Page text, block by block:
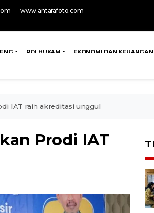
www.antarafoto.com
POLHUKAM EKONOMI DAN KEUANGAN
IAT raih akreditasi unggul
Prodi IAT